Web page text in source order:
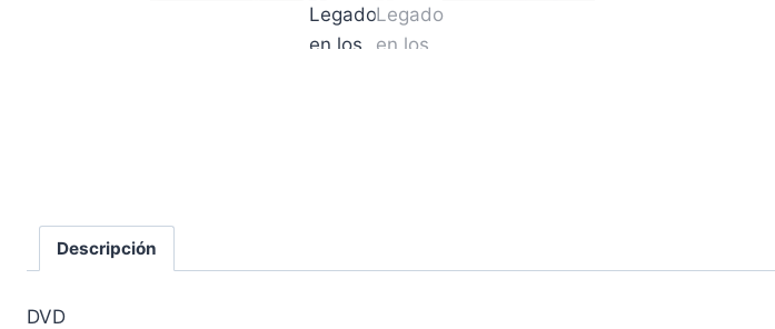
Descripción
DVD